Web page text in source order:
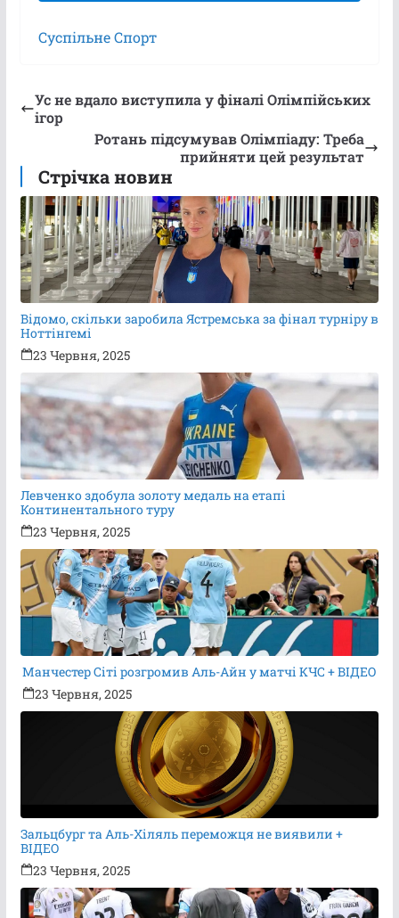
Суспільне Спорт
Ус не вдало виступила у фіналі Олімпійських
ігор
Ротань підсумував Олімпіаду: Треба
прийняти цей результат
Стрічка новин
Відомо, скільки заробила Ястремська за фінал турніру в
Ноттінгемі
23 Червня, 2025
Левченко здобула золоту медаль на етапі
Континентального туру
23 Червня, 2025
Манчестер Сіті розгромив Аль-Айн у матчі КЧС + ВІДЕО
23 Червня, 2025
Зальцбург та Аль-Хіляль переможця не виявили +
ВІДЕО
23 Червня, 2025